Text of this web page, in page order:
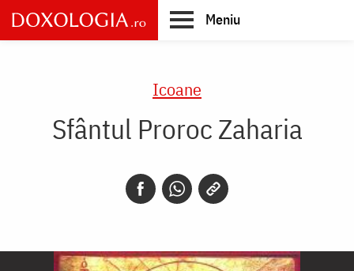
Skip
to
main
Meniu
Icoane
Sfântul Proroc Zaharia